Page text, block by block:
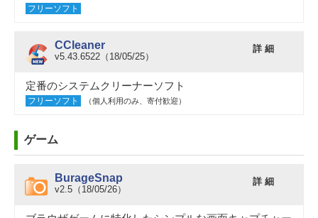
フリーソフト
CCleaner
v5.43.6522（18/05/25）
詳 細
定番のシステムクリーナーソフト
フリーソフト （個人利用のみ、寄付歓迎）
ゲーム
BurageSnap
v2.5（18/05/26）
詳 細